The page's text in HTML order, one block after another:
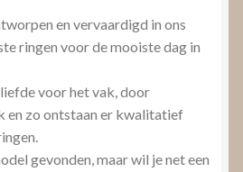
en vervaardigd in ons
ringen voor de mooiste dag in
voor het vak, door
en zo ontstaan er kwalitatief
gevonden, maar wil je net een